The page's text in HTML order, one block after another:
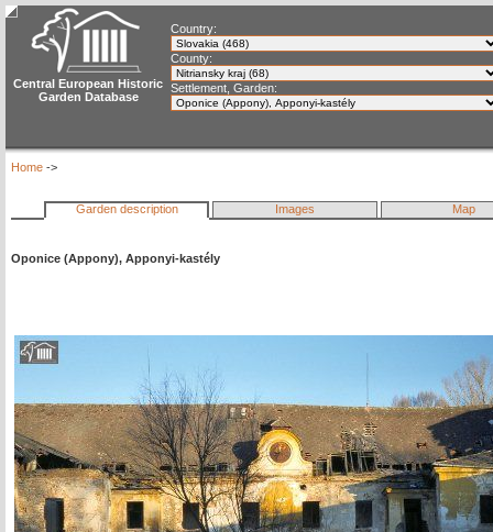
Central European Historic
Garden Database
Country:
County:
Settlement, Garden:
Home ->
Garden description Images Map
Oponice (Appony), Apponyi-kastély